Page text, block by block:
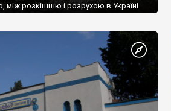
між розкішшю і розрухою в Україні